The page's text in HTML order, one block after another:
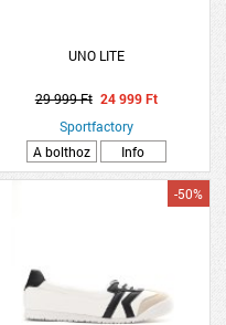
UNO LITE
29 999 Ft 24 999 Ft
Sportfactory
A bolthoz
Info
-50%